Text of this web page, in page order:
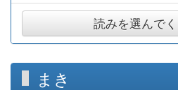
読みを選んで
まき